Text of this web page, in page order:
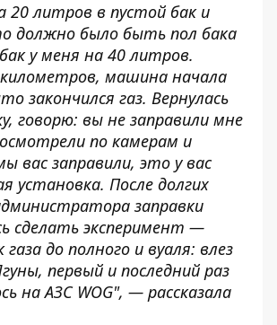
20 литров в пустой бак и
должно было быть пол бака
у меня на 40 литров.
машина начала
закончился газ. Вернулась
говорю: вы не заправили мне
по камерам и
вас заправили, это у вас
установка. После долгих
заправки
сделать эксперимент —
газа до полного и вуаля: влез
первый и последний раз
на АЗС WOG", — рассказала